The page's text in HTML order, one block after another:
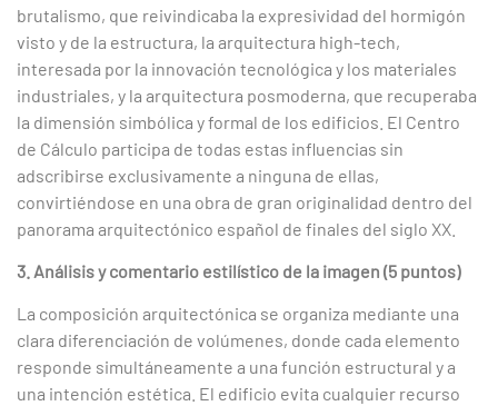
brutalismo, que reivindicaba la expresividad del hormigón
visto y de la estructura, la arquitectura high-tech,
interesada por la innovación tecnológica y los materiales
industriales, y la arquitectura posmoderna, que recuperaba
la dimensión simbólica y formal de los edificios. El Centro
de Cálculo participa de todas estas influencias sin
adscribirse exclusivamente a ninguna de ellas,
convirtiéndose en una obra de gran originalidad dentro del
panorama arquitectónico español de finales del siglo XX.
3. Análisis y comentario estilístico de la imagen (5 puntos)
La composición arquitectónica se organiza mediante una
clara diferenciación de volúmenes, donde cada elemento
responde simultáneamente a una función estructural y a
una intención estética. El edificio evita cualquier recurso